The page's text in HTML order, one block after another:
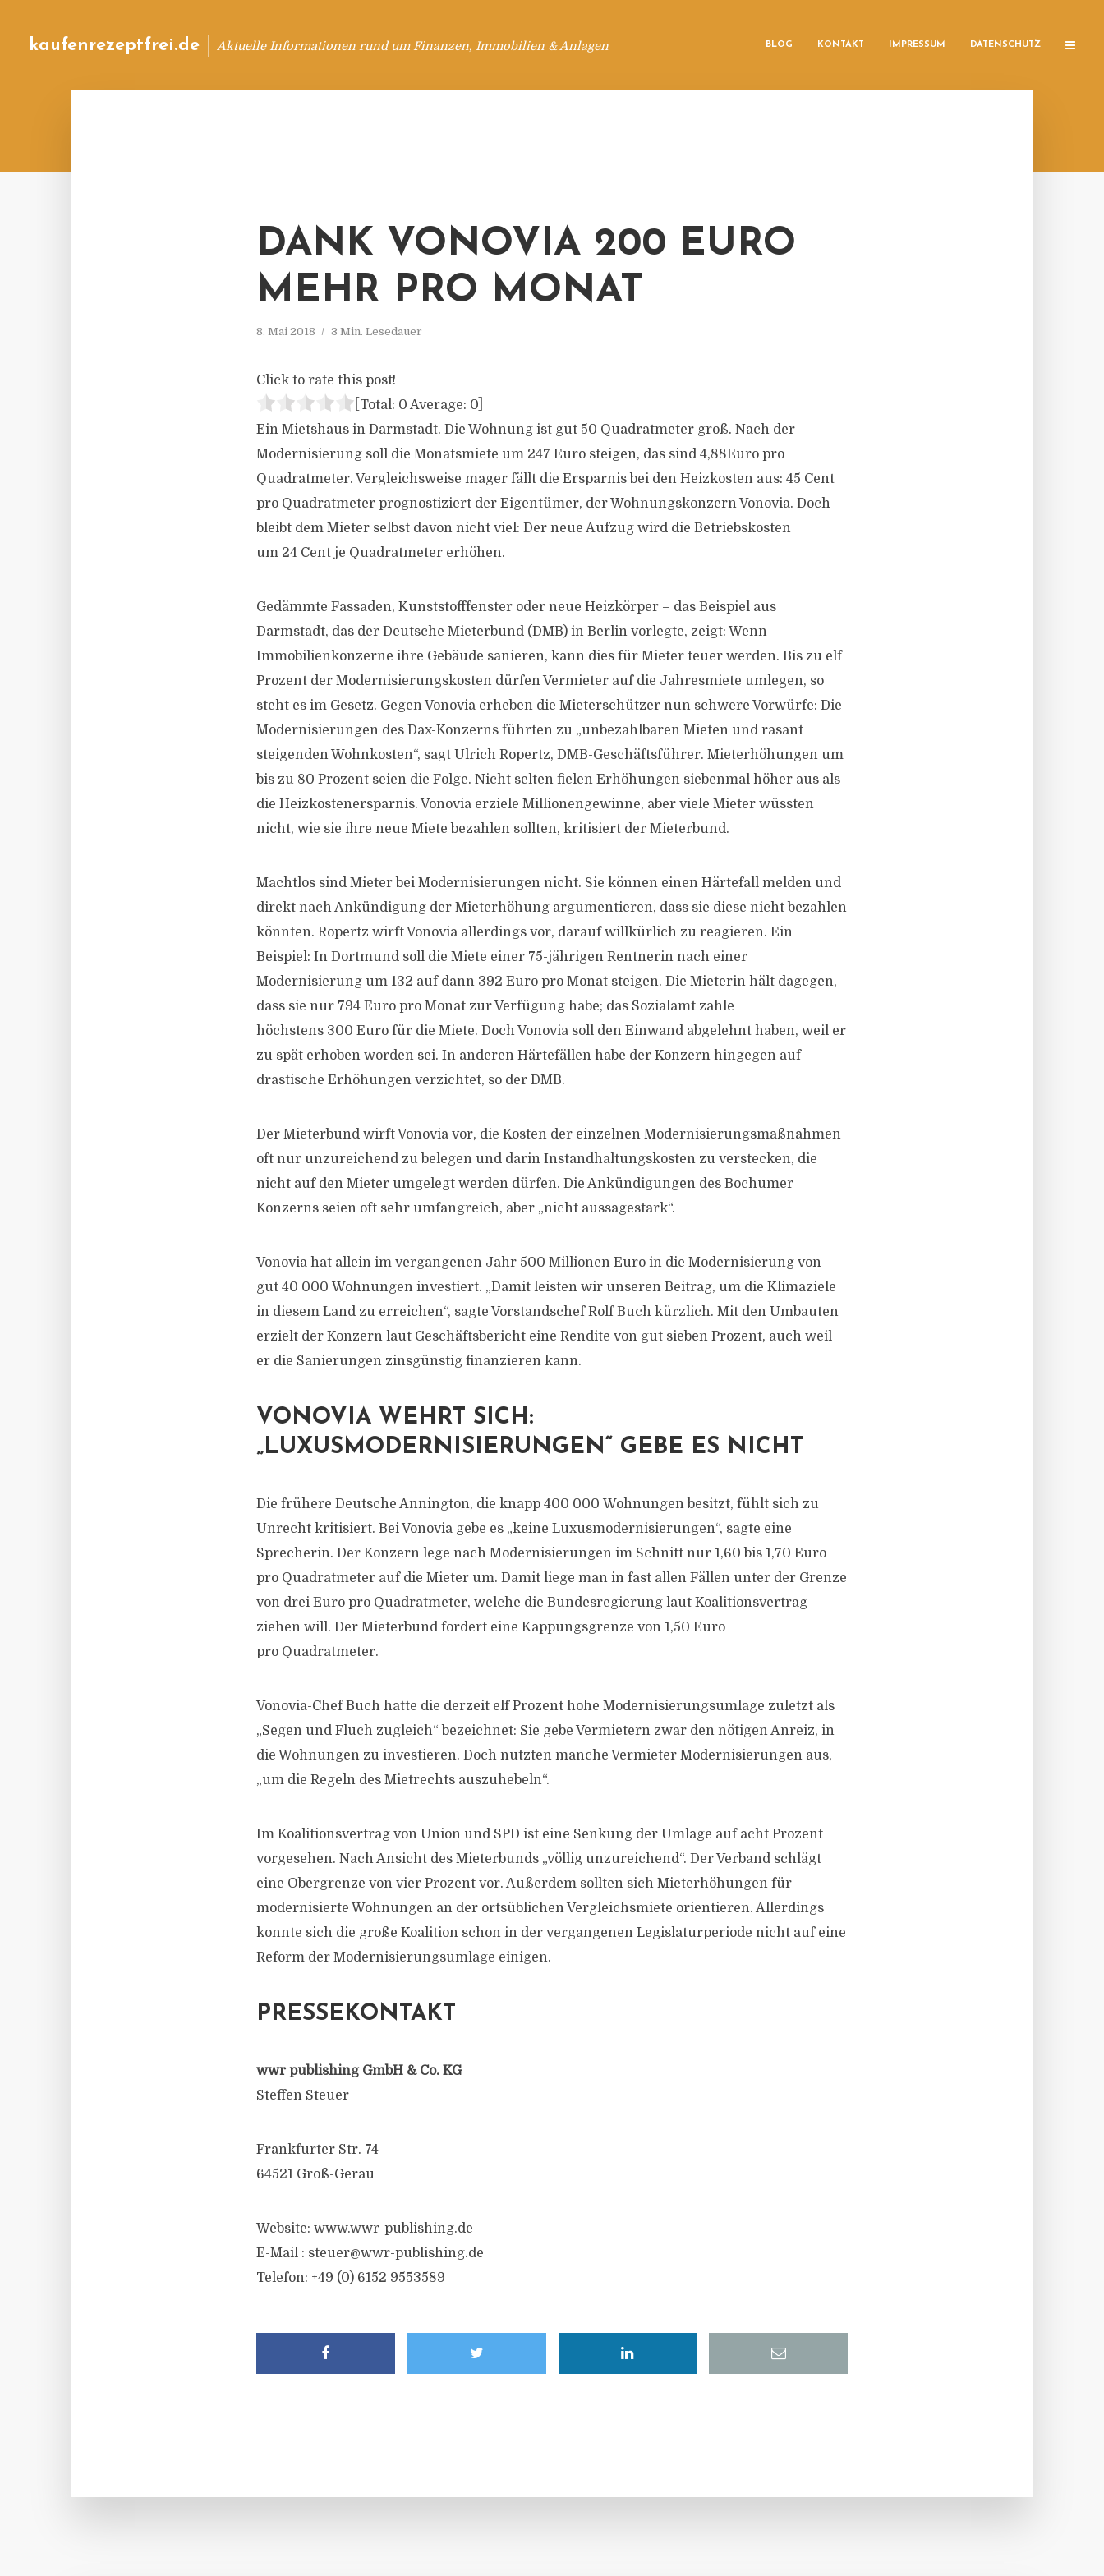
kaufenrezeptfrei.de Aktuelle Informationen rund um Finanzen, Immobilien & Anlagen BLOG KONTAKT IMPRESSUM DATENSCHUTZ
DANK VONOVIA 200 EURO
MEHR PRO MONAT
8. Mai 2018 3 Min. Lesedauer
Click to rate this post!
[Total: 0 Average: 0
Ein Mietshaus in Darmstadt. Die Wohnung ist gut 50 Quadratmeter groß. Nach der
Modernisierung soll die Monatsmiete um 247 Euro steigen, das sind 4,88Euro pro
Quadratmeter. Vergleichsweise mager fällt die Ersparnis bei den Heizkosten aus: 45 Cent
pro Quadratmeter prognostiziert der Eigentümer, der Wohnungskonzern Vonovia. Doch
bleibt dem Mieter selbst davon nicht viel: Der neue Aufzug wird die Betriebskosten
um 24 Cent je Quadratmeter erhöhen.
Gedämmte Fassaden, Kunststofffenster oder neue Heizkörper – das Beispiel aus
Darmstadt, das der Deutsche Mieterbund (DMB) in Berlin vorlegte, zeigt: Wenn
Immobilienkonzerne ihre Gebäude sanieren, kann dies für Mieter teuer werden. Bis zu elf
Prozent der Modernisierungskosten dürfen Vermieter auf die Jahresmiete umlegen, so
steht es im Gesetz. Gegen Vonovia erheben die Mieterschützer nun schwere Vorwürfe: Die
Modernisierungen des Dax-Konzerns führten zu „unbezahlbaren Mieten und rasant
steigenden Wohnkosten“, sagt Ulrich Ropertz, DMB-Geschäftsführer. Mieterhöhungen um
bis zu 80 Prozent seien die Folge. Nicht selten fielen Erhöhungen siebenmal höher aus als
die Heizkostenersparnis. Vonovia erziele Millionengewinne, aber viele Mieter wüssten
nicht, wie sie ihre neue Miete bezahlen sollten, kritisiert der Mieterbund.
Machtlos sind Mieter bei Modernisierungen nicht. Sie können einen Härtefall melden und
direkt nach Ankündigung der Mieterhöhung argumentieren, dass sie diese nicht bezahlen
könnten. Ropertz wirft Vonovia allerdings vor, darauf willkürlich zu reagieren. Ein
Beispiel: In Dortmund soll die Miete einer 75-jährigen Rentnerin nach einer
Modernisierung um 132 auf dann 392 Euro pro Monat steigen. Die Mieterin hält dagegen,
dass sie nur 794 Euro pro Monat zur Verfügung habe; das Sozialamt zahle
höchstens 300 Euro für die Miete. Doch Vonovia soll den Einwand abgelehnt haben, weil er
zu spät erhoben worden sei. In anderen Härtefällen habe der Konzern hingegen auf
drastische Erhöhungen verzichtet, so der DMB.
Der Mieterbund wirft Vonovia vor, die Kosten der einzelnen Modernisierungsmaßnahmen
oft nur unzureichend zu belegen und darin Instandhaltungskosten zu verstecken, die
nicht auf den Mieter umgelegt werden dürfen. Die Ankündigungen des Bochumer
Konzerns seien oft sehr umfangreich, aber „nicht aussagestark“.
Vonovia hat allein im vergangenen Jahr 500 Millionen Euro in die Modernisierung von
gut 40 000 Wohnungen investiert. „Damit leisten wir unseren Beitrag, um die Klimaziele
in diesem Land zu erreichen“, sagte Vorstandschef Rolf Buch kürzlich. Mit den Umbauten
erzielt der Konzern laut Geschäftsbericht eine Rendite von gut sieben Prozent, auch weil
er die Sanierungen zinsgünstig finanzieren kann.
VONOVIA WEHRT SICH:
„LUXUSMODERNISIERUNGEN“ GEBE ES NICHT
Die frühere Deutsche Annington, die knapp 400 000 Wohnungen besitzt, fühlt sich zu
Unrecht kritisiert. Bei Vonovia gebe es „keine Luxusmodernisierungen“, sagte eine
Sprecherin. Der Konzern lege nach Modernisierungen im Schnitt nur 1,60 bis 1,70 Euro
pro Quadratmeter auf die Mieter um. Damit liege man in fast allen Fällen unter der Grenze
von drei Euro pro Quadratmeter, welche die Bundesregierung laut Koalitionsvertrag
ziehen will. Der Mieterbund fordert eine Kappungsgrenze von 1,50 Euro
pro Quadratmeter.
Vonovia-Chef Buch hatte die derzeit elf Prozent hohe Modernisierungsumlage zuletzt als
„Segen und Fluch zugleich“ bezeichnet: Sie gebe Vermietern zwar den nötigen Anreiz, in
die Wohnungen zu investieren. Doch nutzten manche Vermieter Modernisierungen aus,
„um die Regeln des Mietrechts auszuhebeln“.
Im Koalitionsvertrag von Union und SPD ist eine Senkung der Umlage auf acht Prozent
vorgesehen. Nach Ansicht des Mieterbunds „völlig unzureichend“. Der Verband schlägt
eine Obergrenze von vier Prozent vor. Außerdem sollten sich Mieterhöhungen für
modernisierte Wohnungen an der ortsüblichen Vergleichsmiete orientieren. Allerdings
konnte sich die große Koalition schon in der vergangenen Legislaturperiode nicht auf eine
Reform der Modernisierungsumlage einigen.
PRESSEKONTAKT
wwr publishing GmbH & Co. KG
Steffen Steuer
Frankfurter Str. 74
64521 Groß-Gerau
Website: www.wwr-publishing.de
E-Mail : steuer@wwr-publishing.de
Telefon: +49 (0) 6152 9553589